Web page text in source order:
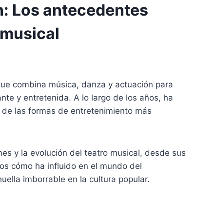
Los antecedentes
combina música, danza y actuación para
y entretenida. A lo largo de los años, ha
las formas de entretenimiento más
y la evolución del teatro musical, desde sus
cómo ha influido en el mundo del
imborrable en la cultura popular.